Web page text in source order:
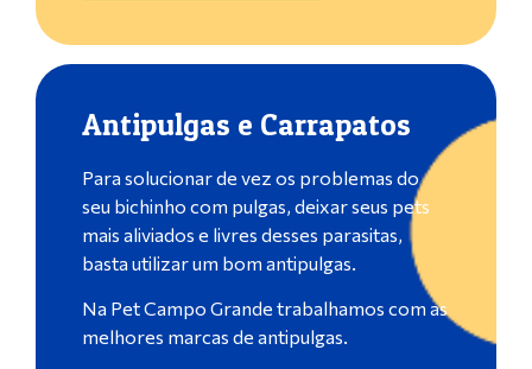
Antipulgas e Carrapatos
Para solucionar de vez os problemas do
seu bichinho com pulgas, deixar seus pets
mais aliviados e livres desses parasitas,
basta utilizar um bom antipulgas.
Na Pet Campo Grande trabalhamos com as
melhores marcas de antipulgas.